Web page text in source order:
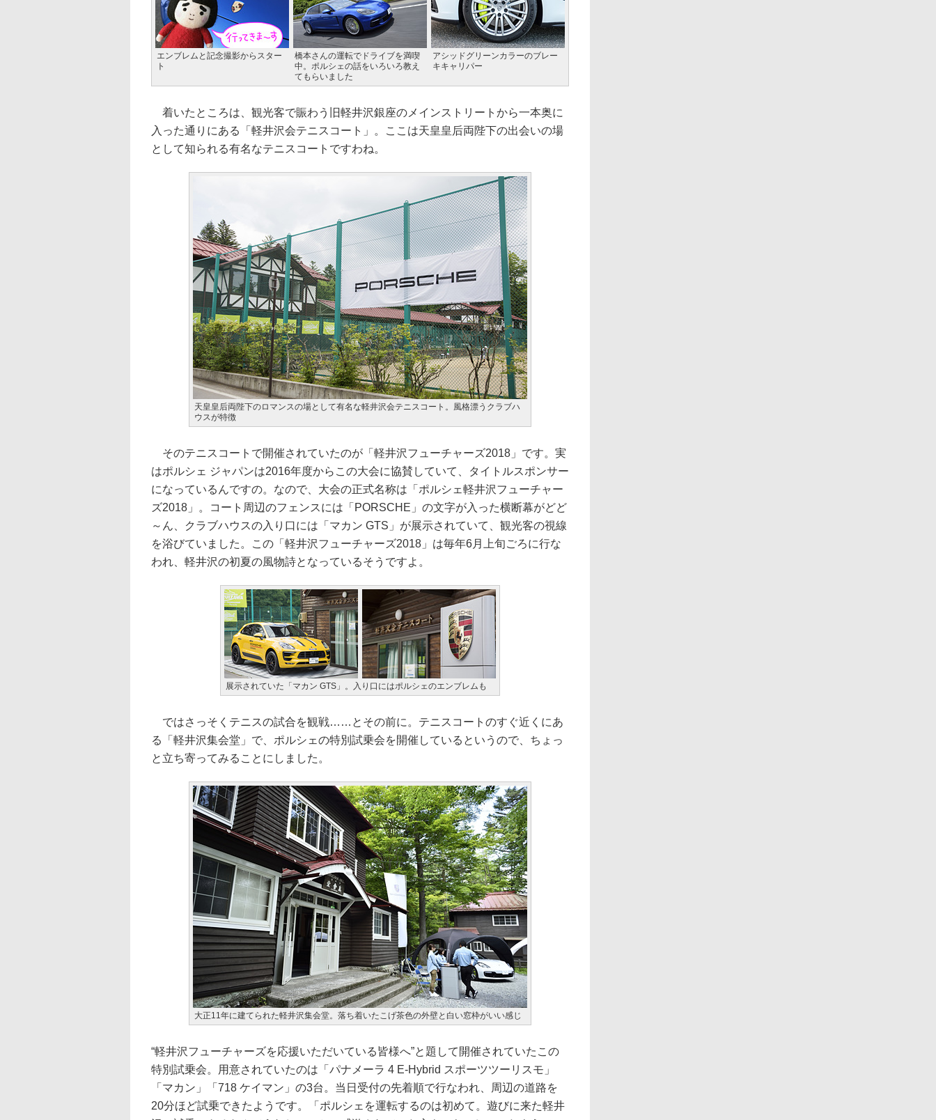
エンブレムと記念撮影からスター
ト
橋本さんの運転でドライブを満喫
中。ポルシェの話をいろいろ教え
てもらいました
アシッドグリーンカラーのブレー
キキャリパー
着いたところは、観光客で賑わう旧軽井沢銀座のメインストリートから一本奥に
入った通りにある「軽井沢会テニスコート」。ここは天皇皇后両陛下の出会いの場
として知られる有名なテニスコートですわね。
天皇皇后両陛下のロマンスの場として有名な軽井沢会テニスコート。風格漂うクラブハ
ウスが特徴
そのテニスコートで開催されていたのが「軽井沢フューチャーズ2018」です。実
はポルシェ ジャパンは2016年度からこの大会に協賛していて、タイトルスポンサー
になっているんですの。なので、大会の正式名称は「ポルシェ軽井沢フューチャー
ズ2018」。コート周辺のフェンスには「PORSCHE」の文字が入った横断幕がどど
～ん、クラブハウスの入り口には「マカン GTS」が展示されていて、観光客の視線
を浴びていました。この「軽井沢フューチャーズ2018」は毎年6月上旬ごろに行な
われ、軽井沢の初夏の風物詩となっているそうですよ。
展示されていた「マカン GTS」。入り口にはポルシェのエンブレムも
ではさっそくテニスの試合を観戦……とその前に。テニスコートのすぐ近くにあ
る「軽井沢集会堂」で、ポルシェの特別試乗会を開催しているというので、ちょっ
と立ち寄ってみることにしました。
大正11年に建てられた軽井沢集会堂。落ち着いたこげ茶色の外壁と白い窓枠がいい感じ
“軽井沢フューチャーズを応援いただいている皆様へ”と題して開催されていたこの
特別試乗会。用意されていたのは「パナメーラ 4 E-Hybrid スポーツツーリスモ」
「マカン」「718 ケイマン」の3台。当日受付の先着順で行なわれ、周辺の道路を
20分ほど試乗できたようです。「ポルシェを運転するのは初めて。遊びに来た軽井